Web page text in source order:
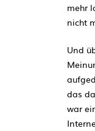
mehr
nicht
Und
das
war